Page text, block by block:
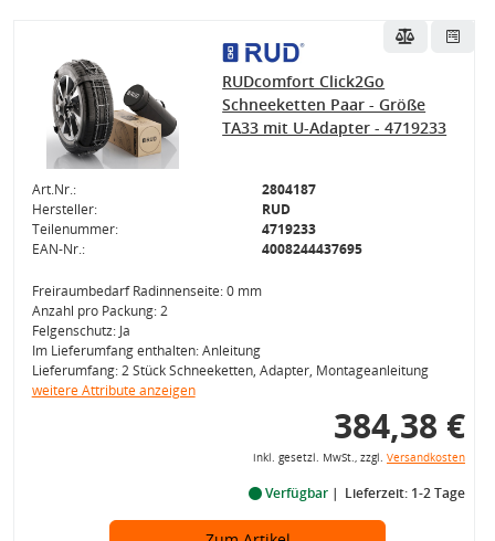
RUDcomfort Click2Go
Schneeketten Paar - Größe
TA33 mit U-Adapter - 4719233
Art.Nr.:
2804187
Hersteller:
RUD
Teilenummer:
4719233
EAN-Nr.:
4008244437695
Freiraumbedarf Radinnenseite: 0 mm
Anzahl pro Packung: 2
Felgenschutz: Ja
Im Lieferumfang enthalten: Anleitung
Lieferumfang: 2 Stück Schneeketten, Adapter, Montageanleitung
weitere Attribute anzeigen
384,38 €
inkl. gesetzl. MwSt., zzgl. Versandkosten
Verfügbar Lieferzeit: 1-2 Tage